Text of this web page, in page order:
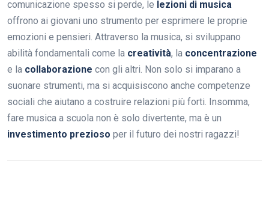
comunicazione spesso si perde, le lezioni di musica
offrono ai giovani uno strumento per esprimere le proprie
emozioni e pensieri. Attraverso la musica, si sviluppano
abilità fondamentali come la creatività, la concentrazione
e la collaborazione con gli altri. Non solo si imparano a
suonare strumenti, ma si acquisiscono anche competenze
sociali che aiutano a costruire relazioni più forti. Insomma,
fare musica a scuola non è solo divertente, ma è un
investimento prezioso per il futuro dei nostri ragazzi!